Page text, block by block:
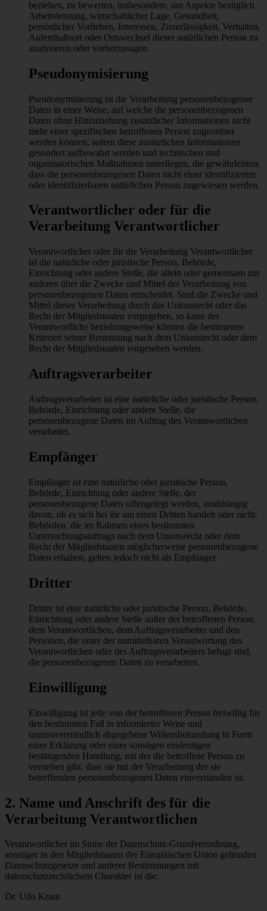
beziehen, zu bewerten, insbesondere, um Aspekte bezüglich
Arbeitsleistung, wirtschaftlicher Lage, Gesundheit,
persönlicher Vorlieben, Interessen, Zuverlässigkeit, Verhalten,
Aufenthaltsort oder Ortswechsel dieser natürlichen Person zu
analysieren oder vorherzusagen.
Pseudonymisierung
Pseudonymisierung ist die Verarbeitung personenbezogener
Daten in einer Weise, auf welche die personenbezogenen
Daten ohne Hinzuziehung zusätzlicher Informationen nicht
mehr einer spezifischen betroffenen Person zugeordnet
werden können, sofern diese zusätzlichen Informationen
gesondert aufbewahrt werden und technischen und
organisatorischen Maßnahmen unterliegen, die gewährleisten,
dass die personenbezogenen Daten nicht einer identifizierten
oder identifizierbaren natürlichen Person zugewiesen werden.
Verantwortlicher oder für die
Verarbeitung Verantwortlicher
Verantwortlicher oder für die Verarbeitung Verantwortlicher
ist die natürliche oder juristische Person, Behörde,
Einrichtung oder andere Stelle, die allein oder gemeinsam mit
anderen über die Zwecke und Mittel der Verarbeitung von
personenbezogenen Daten entscheidet. Sind die Zwecke und
Mittel dieser Verarbeitung durch das Unionsrecht oder das
Recht der Mitgliedstaaten vorgegeben, so kann der
Verantwortliche beziehungsweise können die bestimmten
Kriterien seiner Benennung nach dem Unionsrecht oder dem
Recht der Mitgliedstaaten vorgesehen werden.
Auftragsverarbeiter
Auftragsverarbeiter ist eine natürliche oder juristische Person,
Behörde, Einrichtung oder andere Stelle, die
personenbezogene Daten im Auftrag des Verantwortlichen
verarbeitet.
Empfänger
Empfänger ist eine natürliche oder juristische Person,
Behörde, Einrichtung oder andere Stelle, der
personenbezogene Daten offengelegt werden, unabhängig
davon, ob es sich bei ihr um einen Dritten handelt oder nicht.
Behörden, die im Rahmen eines bestimmten
Untersuchungsauftrags nach dem Unionsrecht oder dem
Recht der Mitgliedstaaten möglicherweise personenbezogene
Daten erhalten, gelten jedoch nicht als Empfänger.
Dritter
Dritter ist eine natürliche oder juristische Person, Behörde,
Einrichtung oder andere Stelle außer der betroffenen Person,
dem Verantwortlichen, dem Auftragsverarbeiter und den
Personen, die unter der unmittelbaren Verantwortung des
Verantwortlichen oder des Auftragsverarbeiters befugt sind,
die personenbezogenen Daten zu verarbeiten.
Einwilligung
Einwilligung ist jede von der betroffenen Person freiwillig für
den bestimmten Fall in informierter Weise und
unmissverständlich abgegebene Willensbekundung in Form
einer Erklärung oder einer sonstigen eindeutigen
bestätigenden Handlung, mit der die betroffene Person zu
verstehen gibt, dass sie mit der Verarbeitung der sie
betreffenden personenbezogenen Daten einverstanden ist.
2. Name und Anschrift des für die
Verarbeitung Verantwortlichen
Verantwortlicher im Sinne der Datenschutz-Grundverordnung,
sonstiger in den Mitgliedstaaten der Europäischen Union geltenden
Datenschutzgesetze und anderer Bestimmungen mit
datenschutzrechtlichem Charakter ist die:
Dr. Udo Kraut